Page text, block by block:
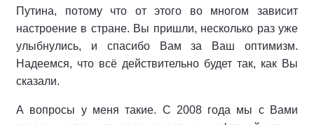
Путина, потому что от этого во многом зависит
настроение в стране. Вы пришли, несколько раз уже
улыбнулись, и спасибо Вам за Ваш оптимизм.
Надеемся, что всё действительно будет так, как Вы
сказали.
А вопросы у меня такие. С 2008 года мы с Вами